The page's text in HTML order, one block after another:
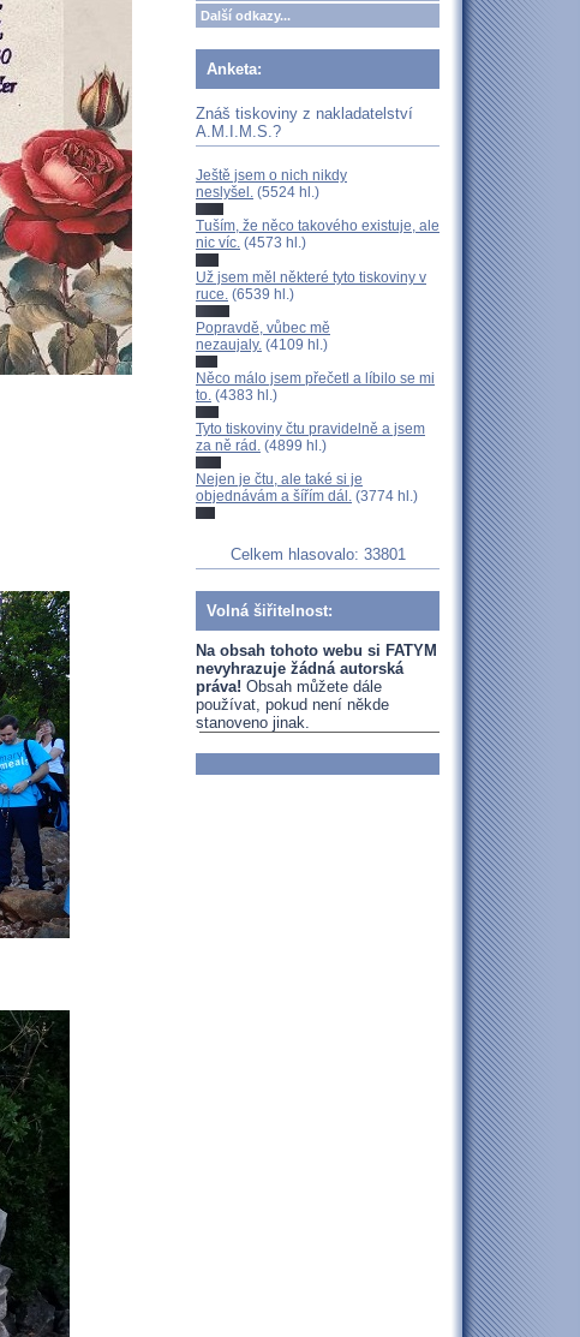
Další odkazy...
Anketa:
Znáš tiskoviny z nakladatelství
A.M.I.M.S.?
Ještě jsem o nich nikdy
neslyšel. (5524 hl.)
Tuším, že něco takového existuje, ale
nic víc. (4573 hl.)
Už jsem měl některé tyto tiskoviny v
ruce. (6539 hl.)
Popravdě, vůbec mě
nezaujaly. (4109 hl.)
Něco málo jsem přečetl a líbilo se mi
to. (4383 hl.)
Tyto tiskoviny čtu pravidelně a jsem
za ně rád. (4899 hl.)
Nejen je čtu, ale také si je
objednávám a šířím dál. (3774 hl.)
Celkem hlasovalo: 33801
Volná šiřitelnost:
Na obsah tohoto webu si FATYM
nevyhrazuje žádná autorská
práva! Obsah můžete dále
používat, pokud není někde
stanoveno jinak.